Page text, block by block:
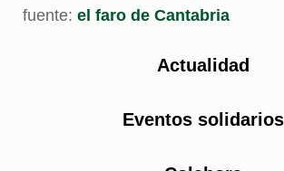
fuente: el faro de Cantabria
Actualidad
Eventos solidarios